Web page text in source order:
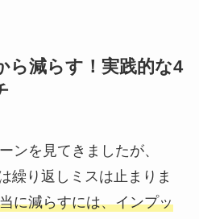
ら減らす！実践的な4
ンを見てきましたが、
繰り返しミスは止まりま
に減らすには、インプッ